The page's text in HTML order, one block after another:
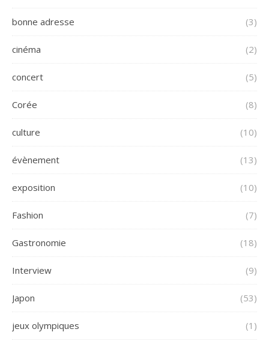
bonne adresse (3)
cinéma (2)
concert (5)
Corée (8)
culture (10)
évènement (13)
exposition (10)
Fashion (7)
Gastronomie (18)
Interview (9)
Japon (53)
jeux olympiques (1)